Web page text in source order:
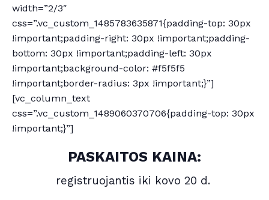
width=”2/3″
css=”.vc_custom_1485783635871{padding-top: 30px
!important;padding-right: 30px !important;padding-
bottom: 30px !important;padding-left: 30px
!important;background-color: #f5f5f5
!important;border-radius: 3px !important;}”]
[vc_column_text
css=”.vc_custom_1489060370706{padding-top: 30px
!important;}”]
PASKAITOS KAINA:
registruojantis iki kovo 20 d.